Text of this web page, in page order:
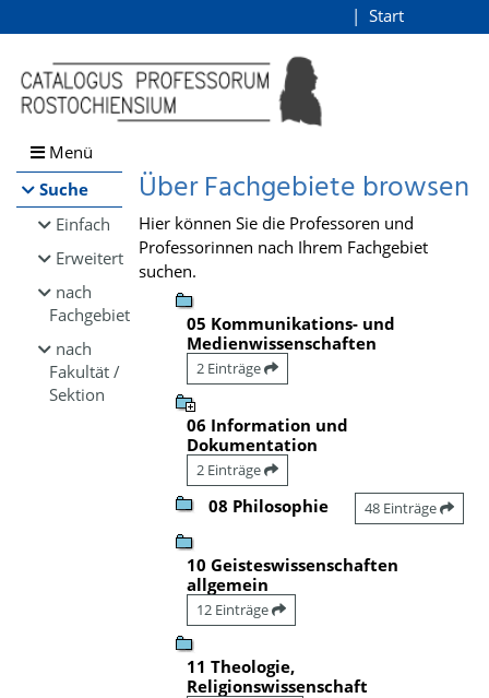
Browsen
direkt zum Inhalt
Start
Menü
Suche
Einfach
Erweitert
nach
Fachgebiet
nach
Fakultät /
Sektion
Über Fachgebiete browsen
Hier können Sie die Professoren und
Professorinnen nach Ihrem Fachgebiet
suchen.
05 Kommunikations- und
Medienwissenschaften
2 Einträge
06 Information und
Dokumentation
2 Einträge
08 Philosophie 48 Einträge
10 Geisteswissenschaften
allgemein
12 Einträge
11 Theologie,
Religionswissenschaft